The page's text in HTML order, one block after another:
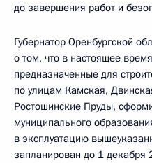
до завершения работ и
Губернатор Оренбургской
о том, что в настоящее
предназначенные для
по улицам Камская,
Ростошинские Пруды,
муниципального
в эксплуатацию
запланирован до 1 декабря